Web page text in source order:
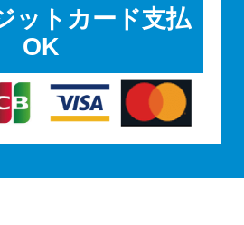
ットカード支払
OK